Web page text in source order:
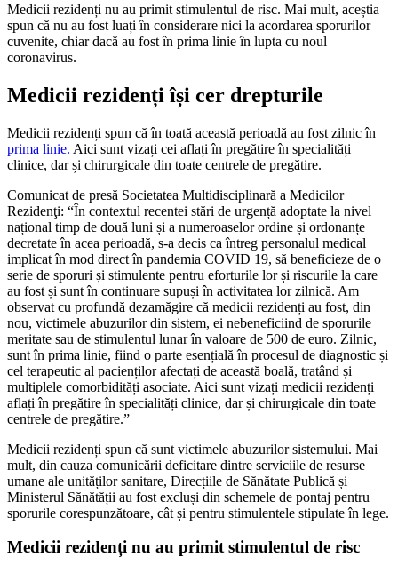
Medicii rezidenți nu au primit stimulentul de risc. Mai mult, aceștia
spun că nu au fost luați în considerare nici la acordarea sporurilor
cuvenite, chiar dacă au fost în prima linie în lupta cu noul
coronavirus.
Medicii rezidenți își cer drepturile
Medicii rezidenți spun că în toată această perioadă au fost zilnic în
prima linie. Aici sunt vizați cei aflați în pregătire în specialități
clinice, dar și chirurgicale din toate centrele de pregătire.
Comunicat de presă Societatea Multidisciplinară a Medicilor
Rezidenţi: “În contextul recentei stări de urgență adoptate la nivel
național timp de două luni și a numeroaselor ordine și ordonanțe
decretate în acea perioadă, s-a decis ca întreg personalul medical
implicat în mod direct în pandemia COVID 19, să beneficieze de o
serie de sporuri și stimulente pentru eforturile lor și riscurile la care
au fost și sunt în continuare supuși în activitatea lor zilnică. Am
observat cu profundă dezamăgire că medicii rezidenți au fost, din
nou, victimele abuzurilor din sistem, ei nebeneficiind de sporurile
meritate sau de stimulentul lunar în valoare de 500 de euro. Zilnic,
sunt în prima linie, fiind o parte esențială în procesul de diagnostic și
cel terapeutic al pacienților afectați de această boală, tratând și
multiplele comorbidități asociate. Aici sunt vizați medicii rezidenți
aflați în pregătire în specialități clinice, dar și chirurgicale din toate
centrele de pregătire.”
Medicii rezidenți spun că sunt victimele abuzurilor sistemului. Mai
mult, din cauza comunicării deficitare dintre serviciile de resurse
umane ale unităților sanitare, Direcțiile de Sănătate Publică și
Ministerul Sănătății au fost excluși din schemele de pontaj pentru
sporurile corespunzătoare, cât și pentru stimulentele stipulate în lege.
Medicii rezidenți nu au primit stimulentul de risc